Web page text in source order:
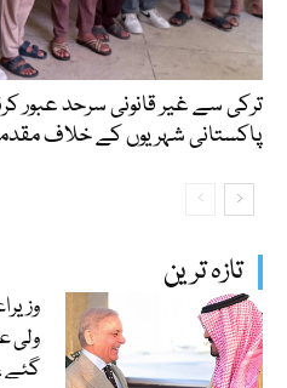
تازہ ترین
ولی
گئے
پاکستانی شہریوں کے خلاف